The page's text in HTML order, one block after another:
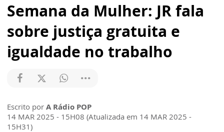
Semana da Mulher: JR fala
sobre justiça gratuita e
igualdade no trabalho
Escrito por A Rádio POP
14 MAR 2025 - 15H08 (Atualizada em 14 MAR 2025 -
15H31)